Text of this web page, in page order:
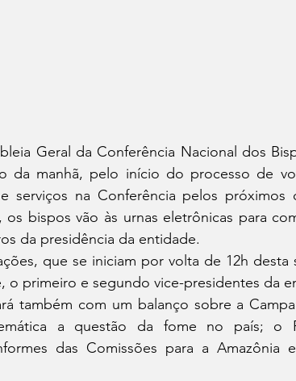
Geral da Conferência Nacional dos
da manhã, pelo início do processo de
serviços na Conferência pelos próximos
os bispos vão às urnas eletrônicas para
da presidência da entidade.
que se iniciam por volta de 12h desta
o primeiro e segundo vice-presidentes da
também com um balanço sobre a
a questão da fome no país; o
das Comissões para a Amazônia